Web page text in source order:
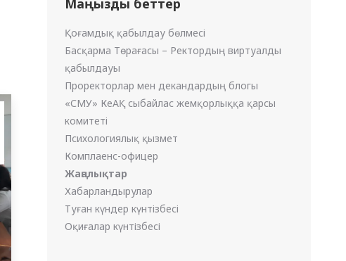
Маңызды беттер
Қоғамдық қабылдау бөлмесі
Басқарма Төрағасы – Ректордың виртуалды
қабылдауы
Проректорлар мен декандардың блогы
«СМУ» КеАҚ сыбайлас жемқорлыққа қарсы
комитеті
Психологиялық қызмет
Комплаенс-офицер
Жаңалықтар
Хабарландырулар
Туған күндер күнтізбесі
Оқиғалар күнтізбесі